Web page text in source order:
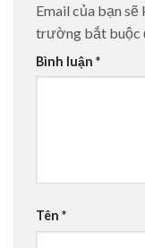
Email của bạn
trường bắt buộc
Bình luận *
Tên *